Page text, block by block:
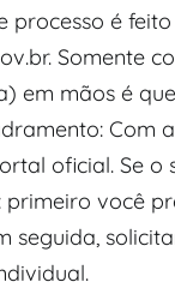
processo é
Somente
em mãos é
Com
oficial. Se o
primeiro você
seguida,